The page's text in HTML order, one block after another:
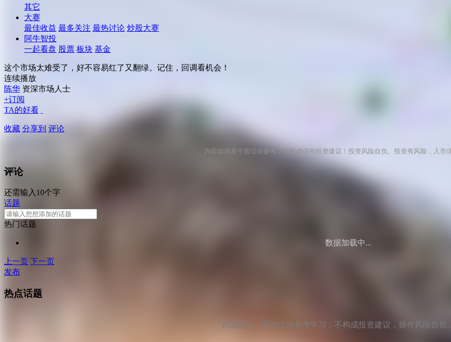
其它
大赛
最佳收益 最多关注 最热讨论 炒股大赛
阿牛智投
一起看盘 股票 板块 基金
这个市场太难受了，好不容易红了又翻绿。记住，回调看机会！
连续播放
陈华 资深市场人士
+订阅
TA的好看
收藏 分享到 评论
内容如涉及个股仅供参考，不构成任何投资建议！投资风险自负。投资有风险，入市
评论
还需输入10个字
话题
热门话题
数据加载中...
上一页 下一页
发布
热点话题
风险提示：观点仅供参考学习，不构成投资建议，操作风险自担